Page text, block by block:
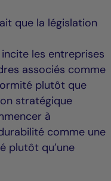
que la législation
les entreprises
associés comme
plutôt que
stratégique
à
comme une
plutôt qu’une